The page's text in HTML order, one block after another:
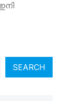
SEARCH